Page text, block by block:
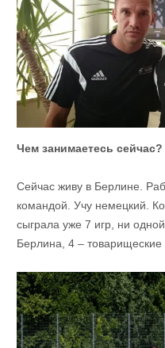
Чем занимаетесь сейчас?
Сейчас живу в Берлине.
командой. Учу немецкий.
сыграла уже 7 игр, ни
Берлина, 4 – товарищеские